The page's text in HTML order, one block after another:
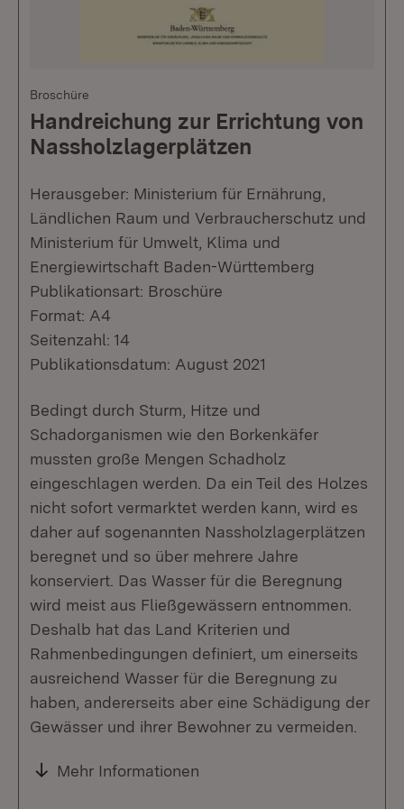
Broschüre
Handreichung zur Errichtung von
Nassholzlagerplätzen
Herausgeber: Ministerium für Ernährung,
Ländlichen Raum und Verbraucherschutz und
Ministerium für Umwelt, Klima und
Energiewirtschaft Baden-Württemberg
Publikationsart: Broschüre
Format: A4
Seitenzahl: 14
Publikationsdatum: August 2021
Bedingt durch Sturm, Hitze und
Schadorganismen wie den Borkenkäfer
mussten große Mengen Schadholz
eingeschlagen werden. Da ein Teil des Holzes
nicht sofort vermarktet werden kann, wird es
daher auf sogenannten Nassholzlagerplätzen
beregnet und so über mehrere Jahre
konserviert. Das Wasser für die Beregnung
wird meist aus Fließgewässern entnommen.
Deshalb hat das Land Kriterien und
Rahmenbedingungen definiert, um einerseits
ausreichend Wasser für die Beregnung zu
haben, andererseits aber eine Schädigung der
Gewässer und ihrer Bewohner zu vermeiden.
Mehr Informationen